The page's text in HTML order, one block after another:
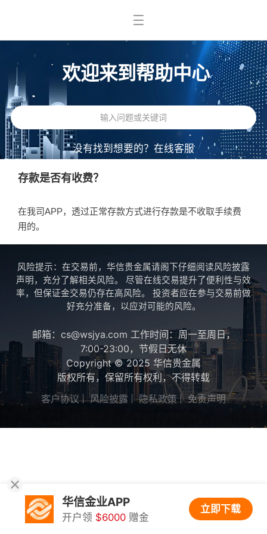
欢迎来到帮助中心
没有找到想要的？ 在线客服
存款是否有收费？
在我司APP，透过正常存款方式进行存款是不收取手续费
用的。
风险提示：在交易前，华信贵金属请阁下仔细阅读风险披露
声明，充分了解相关风险。 尽管在线交易提升了便利性与效
率，但保证金交易仍存在高风险。 投资者应在参与交易前做
好充分准备，以应对可能的风险。
邮箱：cs@wsjya.com 工作时间：周一至周日，
7:00-23:00，节假日无休
Copyright © 2025 华信贵金属
版权所有，保留所有权利，不得转载
客户协议
风险披露 隐私政策 免责声明
华信金业APP
开户领 $6000 赠金
立即下载